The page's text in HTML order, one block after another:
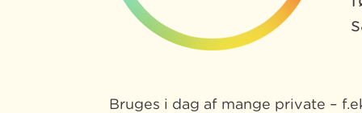
Bruges i dag af mange private –